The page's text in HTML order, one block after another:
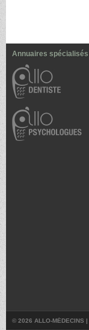
Annuaires spécialisés
© 2026 ALLO-MÉDECINS |